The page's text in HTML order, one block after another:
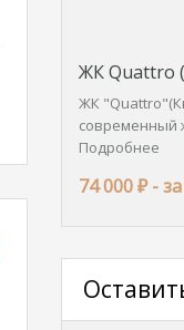
ЖК Quattro
ЖК
современный
Подробнее
74 000 ₽ -